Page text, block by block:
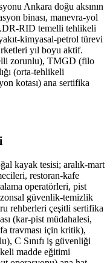
Ankara doğu aksının
binası, manevra-yol
RID temelli tehlikeli
kimyasal-petrol türevi
yıl boyu aktif.
zorunlu), TMGD (filo
(orta-tehlikeli
kotası) ana sertifika
kayak tesisi; aralık-mart
restoran-kafe
operatörleri, pist
güvenlik-temizlik
rehberleri çeşitli sertifika
(kar-pist müdahalesi,
travması için kritik),
C Sınıfı iş güvenliği
madde eğitimi